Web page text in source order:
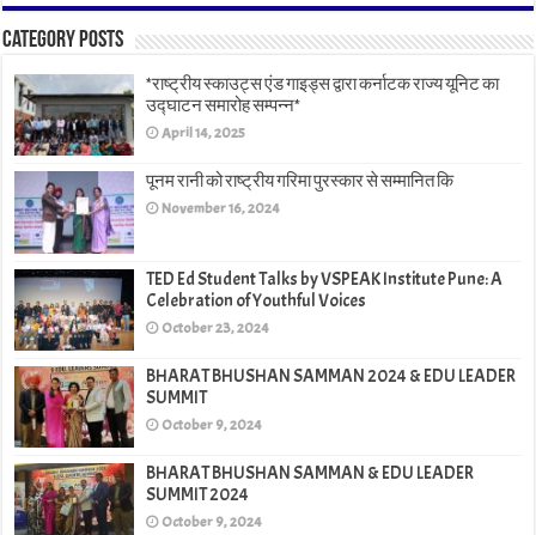
Category Posts
*राष्ट्रीय स्काउट्स एंड गाइड्स द्वारा कर्नाटक राज्य यूनिट का
उद्घाटन समारोह सम्पन्न*
April 14, 2025
पूनम रानी को राष्ट्रीय गरिमा पुरस्कार से सम्मानित कि
November 16, 2024
TED Ed Student Talks by VSPEAK Institute Pune: A
Celebration of Youthful Voices
October 23, 2024
BHARAT BHUSHAN SAMMAN 2024 & EDU LEADER
SUMMIT
October 9, 2024
BHARAT BHUSHAN SAMMAN & EDU LEADER
SUMMIT 2024
October 9, 2024